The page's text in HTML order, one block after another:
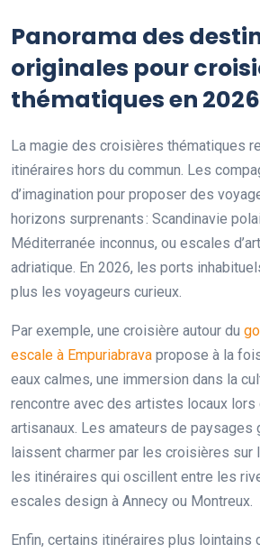
Panorama des
originales pour
thématiques en 2026
La magie des croisières thématiques
itinéraires hors du commun. Les
d’imagination pour proposer des
horizons surprenants : Scandinavie
Méditerranée inconnus, ou escales
adriatique. En 2026, les ports
plus les voyageurs curieux.
Par exemple, une croisière autour du
escale à Empuriabrava propose à la
eaux calmes, une immersion dans la
rencontre avec des artistes locaux lors
artisanaux. Les amateurs de paysages
laissent charmer par les croisières sur
les itinéraires qui oscillent entre les
escales design à Annecy ou Montreux.
Enfin, certains itinéraires plus lointains